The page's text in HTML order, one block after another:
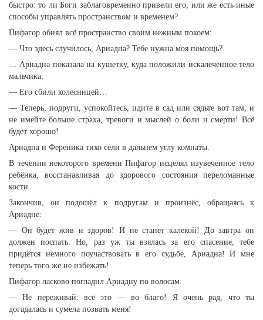
быстро: то ли Боги заблаговременно привели его, или же есть иные
способы управлять пространством и временем?
Пифагор обнял всё пространство своим нежным покоем:
— Что здесь случилось, Ариадна? Тебе нужна моя помощь?
… Ариадна показала на кушетку, куда положили искалеченное тело
мальчика:
— Его сбили колесницей…
— Теперь, подруги, успокойтесь, идите в сад или сядьте вот там, и
не имейте больше страха, тревоги и мыслей о боли и смерти! Всё
будет хорошо!
Ариадна и Ференика тихо сели в дальнем углу комнаты.
В течении некоторого времени Пифагор исцелял изувеченное тело
ребёнка, восстанавливая до здорового состояния переломанные
кости.
Закончив, он подошёл к подругам и произнёс, обращаясь к
Ариадне:
— Он будет жив и здоров! И не станет калекой! До завтра он
должен поспать. Но, раз уж ты взялась за его спасение, тебе
придётся немного поучаствовать в его судьбе, Ариадна! И мне
теперь того же не избежать!
Пифагор ласково погладил Ариадну по волосам.
— Не переживай: всё это — во благо! Я очень рад, что ты
догадалась и сумела позвать меня!